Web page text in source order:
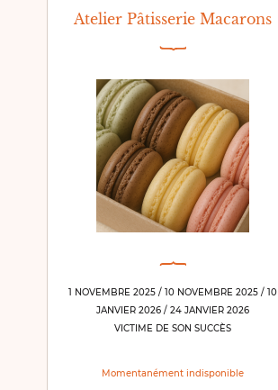
Atelier Pâtisserie Macarons
1 NOVEMBRE 2025 / 10 NOVEMBRE 2025 / 10
JANVIER 2026 / 24 JANVIER 2026
VICTIME DE SON SUCCÈS
Momentanément indisponible